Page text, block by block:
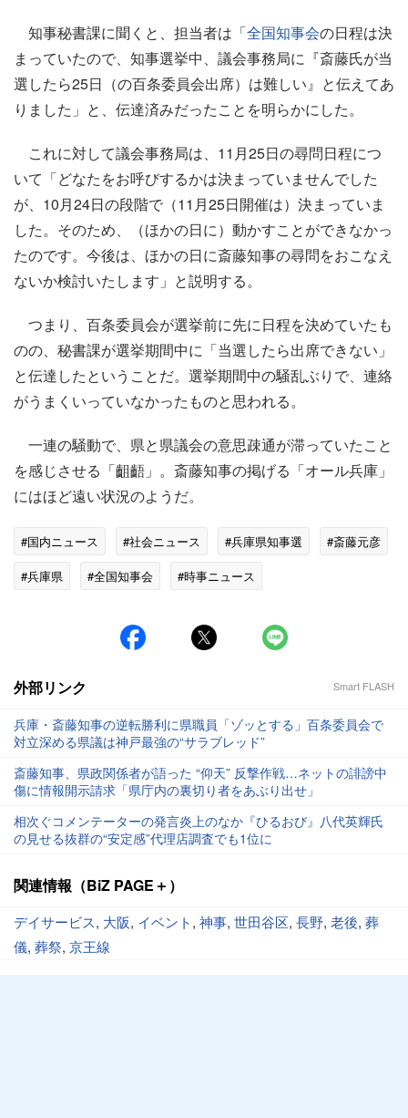
知事秘書課に聞くと、担当者は「全国知事会の日程は決
まっていたので、知事選挙中、議会事務局に『斎藤氏が当
選したら25日（の百条委員会出席）は難しい』と伝えてあ
りました」と、伝達済みだったことを明らかにした。
これに対して議会事務局は、11月25日の尋問日程につ
いて「どなたをお呼びするかは決まっていませんでした
が、10月24日の段階で（11月25日開催は）決まっていま
した。そのため、（ほかの日に）動かすことができなかっ
たのです。今後は、ほかの日に斎藤知事の尋問をおこなえ
ないか検討いたします」と説明する。
つまり、百条委員会が選挙前に先に日程を決めていたも
のの、秘書課が選挙期間中に「当選したら出席できない」
と伝達したということだ。選挙期間中の騒乱ぶりで、連絡
がうまくいっていなかったものと思われる。
一連の騒動で、県と県議会の意思疎通が滞っていたこと
を感じさせる「齟齬」。斎藤知事の掲げる「オール兵庫」
にはほど遠い状況のようだ。
#国内ニュース #社会ニュース #兵庫県知事選
#斎藤元彦
#兵庫県
#全国知事会 #時事ニュース
外部リンク Smart FLASH
兵庫・斎藤知事の逆転勝利に県職員「ゾッとする」百条委員会で
対立深める県議は神戸最強の“サラブレッド”
斎藤知事、県政関係者が語った “仰天” 反撃作戦…ネットの誹謗中
傷に情報開示請求「県庁内の裏切り者をあぶり出せ」
相次ぐコメンテーターの発言炎上のなか『ひるおび』八代英輝氏
の見せる抜群の“安定感”代理店調査でも1位に
関連情報（BiZ PAGE＋）
デイサービス, 大阪, イベント, 神事, 世田谷区, 長野, 老後, 葬
儀, 葬祭, 京王線